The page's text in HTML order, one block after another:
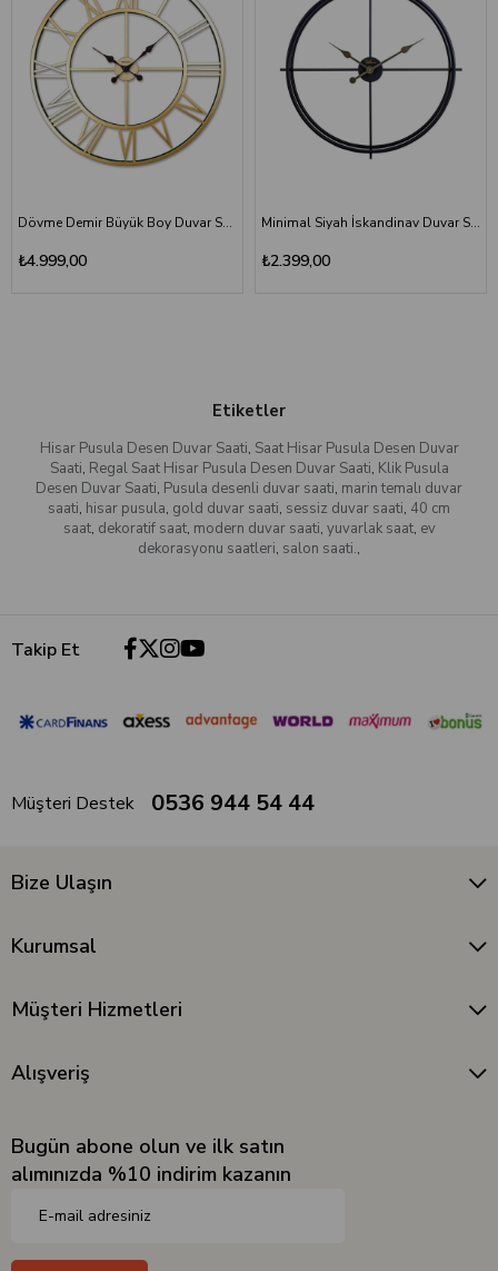
Dövme Demir Büyük Boy Duvar Saati | Gold Metal Romen Rakamlı
₺4.999,00
Minimal Siyah İskandinav Duvar Saati 66.5 cm - Büyük Boy Metal Dekoratif Salon Saati
₺2.399,00
Etiketler
Hisar Pusula Desen Duvar Saati, Saat Hisar Pusula Desen Duvar
Saati, Regal Saat Hisar Pusula Desen Duvar Saati, Klik Pusula
Desen Duvar Saati, Pusula desenli duvar saati, marin temalı duvar
saati, hisar pusula, gold duvar saati, sessiz duvar saati, 40 cm
saat, dekoratif saat, modern duvar saati, yuvarlak saat, ev
dekorasyonu saatleri, salon saati.,
Takip Et
Müşteri Destek 0536 944 54 44
Bize Ulaşın
Kurumsal
Müşteri Hizmetleri
Alışveriş
Bugün abone olun ve ilk satın
alımınızda %10 indirim kazanın